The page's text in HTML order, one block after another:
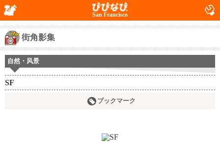
San Francisco
街角影集
自然・风景
SF
ブックマーク